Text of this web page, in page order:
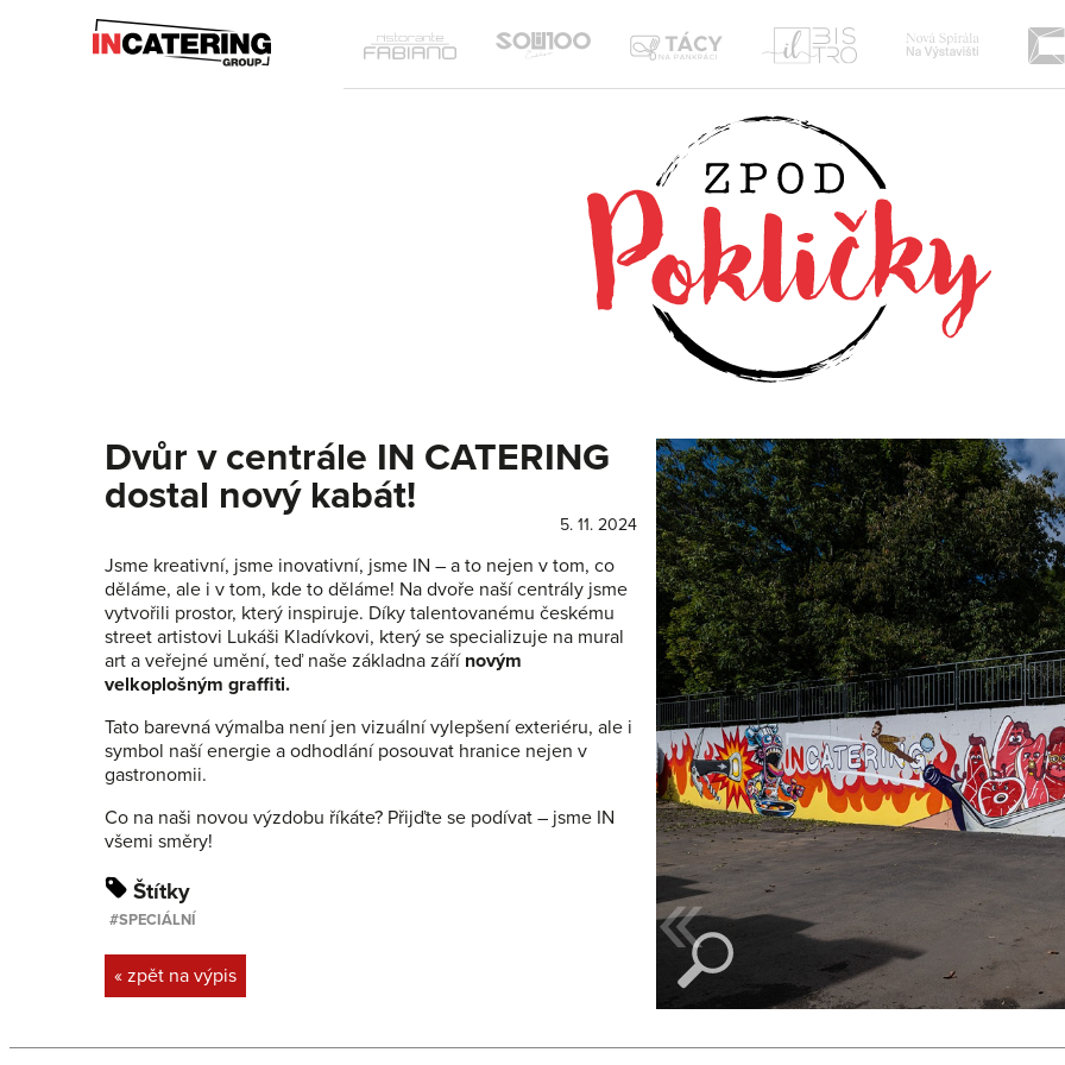
Catering
Ristorante
Sou100
Pankráci
Bistro
Nová
Spirála
Dvůr v centrále IN CATERING
dostal nový kabát!
5. 11. 2024
Jsme kreativní, jsme inovativní, jsme IN – a to nejen v tom, co
děláme, ale i v tom, kde to děláme! Na dvoře naší centrály jsme
vytvořili prostor, který inspiruje. Díky talentovanému českému
street artistovi Lukáši Kladívkovi, který se specializuje na mural
art a veřejné umění, teď naše základna září novým
velkoplošným graffiti.
Tato barevná výmalba není jen vizuální vylepšení exteriéru, ale i
symbol naší energie a odhodlání posouvat hranice nejen v
gastronomii.
Co na naši novou výzdobu říkáte? Přijďte se podívat – jsme IN
všemi směry!
Štítky
SPECIÁLNÍ
« zpět na výpis «